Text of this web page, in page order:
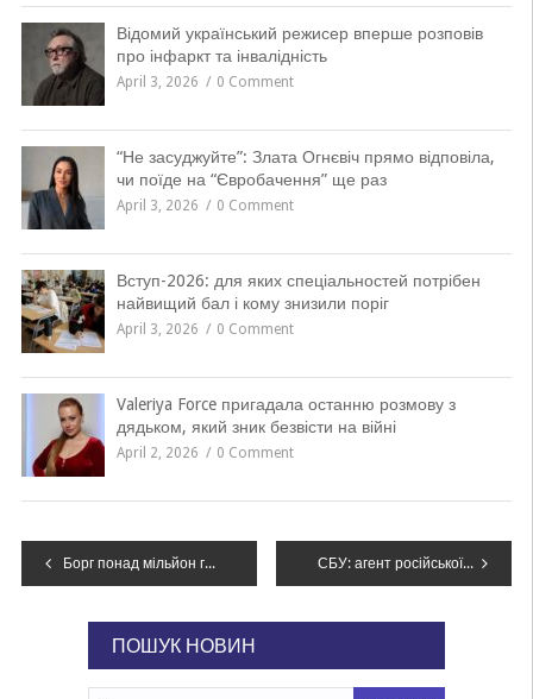
Відомий український режисер вперше розповів
про інфаркт та інвалідність
April 3, 2026 0 Comment
“Не засуджуйте”: Злата Огнєвіч прямо відповіла,
чи поїде на “Євробачення” ще раз
April 3, 2026 0 Comment
Вступ-2026: для яких спеціальностей потрібен
найвищий бал і кому знизили поріг
April 3, 2026 0 Comment
Valeriya Force пригадала останню розмову з
дядьком, який зник безвісти на війні
April 2, 2026 0 Comment
Навігація
Борг понад мільйон гривень: кому з 9 по 13 вересня у Дніпрі відріжуть воду СБУ: агент російської розвідки розміщував відеокамери для коригування ударів по Києву
ПОШУК НОВИН